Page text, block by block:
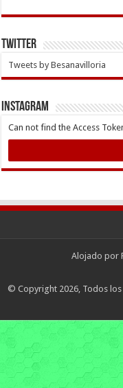
Twitter
Tweets by Besanavilloria
INSTAGRAM
Can not find the Access
Alojado por
© Copyright 2026, Todos